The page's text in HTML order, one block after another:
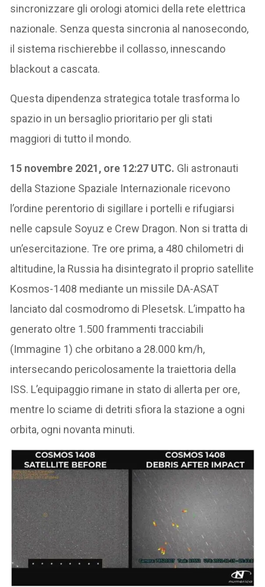
sincronizzare gli orologi atomici della rete elettrica
nazionale. Senza questa sincronia al nanosecondo,
il sistema rischierebbe il collasso, innescando
blackout a cascata.
Questa dipendenza strategica totale trasforma lo
spazio in un bersaglio prioritario per gli stati
maggiori di tutto il mondo.
15 novembre 2021, ore 12:27 UTC. Gli astronauti
della Stazione Spaziale Internazionale ricevono
l’ordine perentorio di sigillare i portelli e rifugiarsi
nelle capsule Soyuz e Crew Dragon. Non si tratta di
un’esercitazione. Tre ore prima, a 480 chilometri di
altitudine, la Russia ha disintegrato il proprio satellite
Kosmos-1408 mediante un missile DA-ASAT
lanciato dal cosmodromo di Plesetsk. L’impatto ha
generato oltre 1.500 frammenti tracciabili
(Immagine 1) che orbitano a 28.000 km/h,
intersecando pericolosamente la traiettoria della
ISS. L’equipaggio rimane in stato di allerta per ore,
mentre lo sciame di detriti sfiora la stazione a ogni
orbita, ogni novanta minuti.